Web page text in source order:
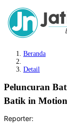
Beranda
Detail
Peluncuran
Batik in
Reporter: